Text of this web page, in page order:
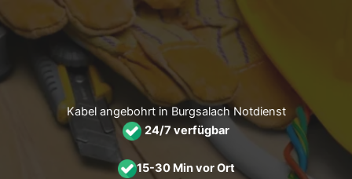
Inhalt
Kabel angebohrt in Burgsalach Notdienst
24/7 verfügbar
15-30 Min vor Ort